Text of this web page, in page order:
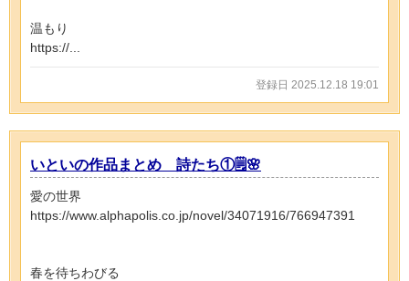
温もり
https://...
登録日 2025.12.18 19:01
いといの作品まとめ 詩たち①🗒️🌸
愛の世界
https://www.alphapolis.co.jp/novel/34071916/766947391
春を待ちわびる